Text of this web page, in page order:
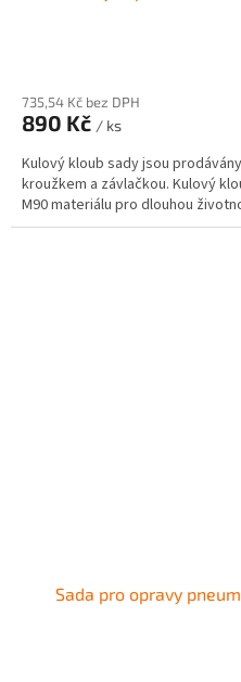
735,54 Kč bez DPH
890 Kč / ks
Kulový kloub sady jsou
kroužkem a závlačkou. Kulový
M90 materiálu pro dlouhou
Sada pro opravy